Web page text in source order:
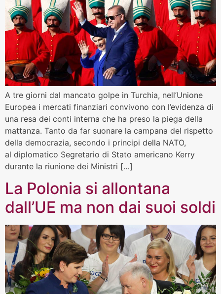
A tre giorni dal mancato golpe in Turchia, nell’Unione
Europea i mercati finanziari convivono con l’evidenza di
una resa dei conti interna che ha preso la piega della
mattanza. Tanto da far suonare la campana del rispetto
della democrazia, secondo i principi della NATO,
al diplomatico Segretario di Stato americano Kerry
durante la riunione dei Ministri […]
La Polonia si allontana
dall’UE ma non dai suoi soldi